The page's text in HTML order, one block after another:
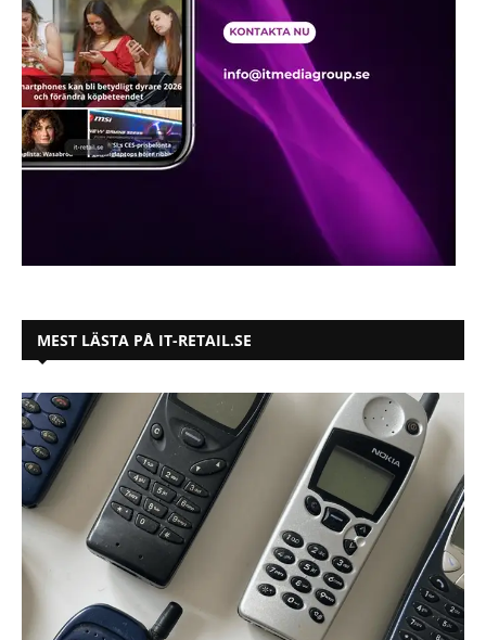
MEST LÄSTA PÅ IT-RETAIL.SE